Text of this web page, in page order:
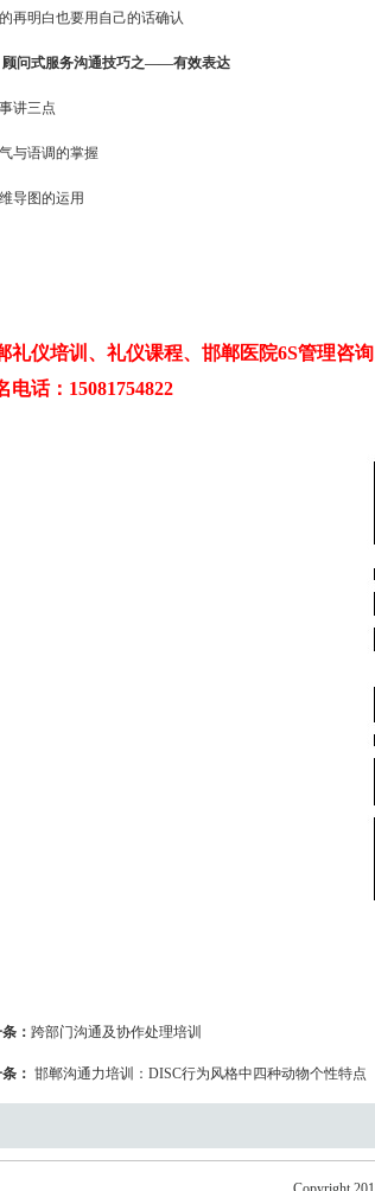
再明白也要用自己的话确认
顾问式服务沟通技巧之——有效表达
讲三点
与语调的掌握
导图的运用
礼仪培训、礼仪课程、邯郸医院6S管理咨
电话：15081754822
： 跨部门沟通及协作处理培训
： 邯郸沟通力培训：DISC行为风格中四种动物个性特点